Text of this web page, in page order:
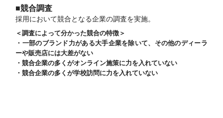
■競合調査
採用において競合となる企業の調査を実施。
＜調査によって分かった競合の特徴＞
・一部のブランド力がある大手企業を除いて、その他のディーラ
ーや販売店には大差がない
・競合企業の多くがオンライン施策に力を入れていない
・競合企業の多くが学校訪問に力を入れていない